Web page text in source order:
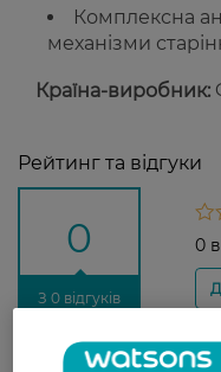
Комплексна
механізми
Країна-виробник:
Рейтинг та відгуки
0
З 0 відгуків
0